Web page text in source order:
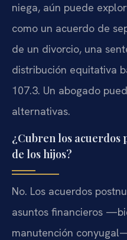
niega, aún puede
como un acuerdo de
de un divorcio, una
distribución equitativa
107.3. Un abogado
alternativas.
¿Cubren los acuerdos
de los hijos?
No. Los acuerdos
asuntos financieros
manutención